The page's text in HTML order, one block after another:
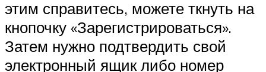
этим справитесь, можете ткнуть на
кнопочку «Зарегистрироваться».
Затем нужно подтвердить свой
электронный ящик либо номер